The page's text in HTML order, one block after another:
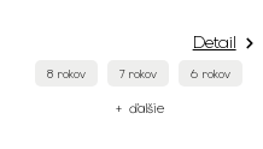
Detail
8 rokov 7 rokov 6 rokov
+ ďalšie